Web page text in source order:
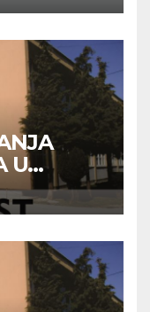
U
ROKU